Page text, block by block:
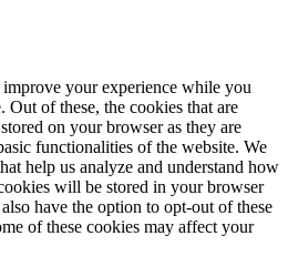
your experience while you
Out of these, the cookies that are
on your browser as they are
functionalities of the website. We
help us analyze and understand how
will be stored in your browser
have the option to opt-out of these
of these cookies may affect your